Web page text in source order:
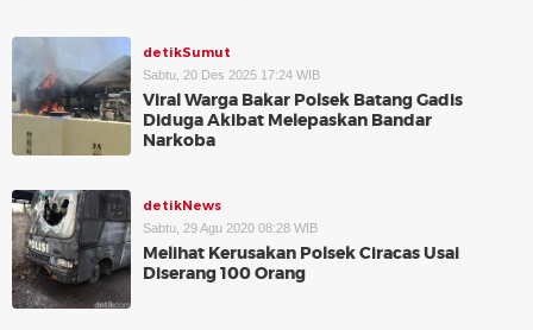
detikSumut
Sabtu, 20 Des 2025 17:24 WIB
Viral Warga Bakar Polsek Batang Gadis
Diduga Akibat Melepaskan Bandar
Narkoba
detikNews
Sabtu, 29 Agu 2020 08:28 WIB
Melihat Kerusakan Polsek Ciracas Usai
Diserang 100 Orang